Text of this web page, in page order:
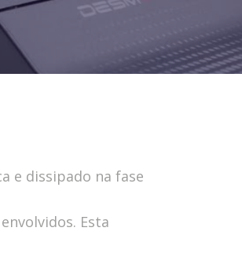
e dissipado na fase
Esta